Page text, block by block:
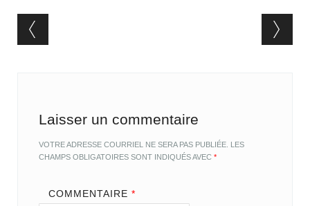
Post navigation
Laisser un commentaire
VOTRE ADRESSE COURRIEL NE SERA PAS PUBLIÉE. LES
CHAMPS OBLIGATOIRES SONT INDIQUÉS AVEC*
COMMENTAIRE *